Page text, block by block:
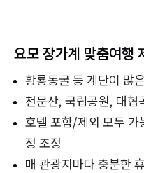
요모 장가계 맞춤여행
황룡동굴 등 계단이 많
천문산, 국립공원, 대협
호텔 포함/제외 모두 가
정 조정
매 관광지마다 충분한